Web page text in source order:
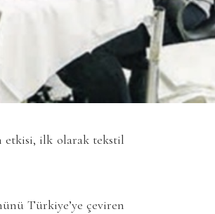
etkisi, ilk olarak tekstil
Türkiye’ye çeviren